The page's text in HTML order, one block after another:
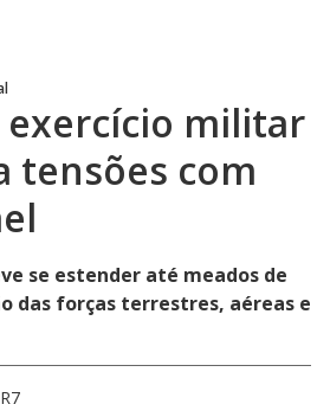
exercício militar
tensões com
se estender até meados de
das forças terrestres, aéreas e